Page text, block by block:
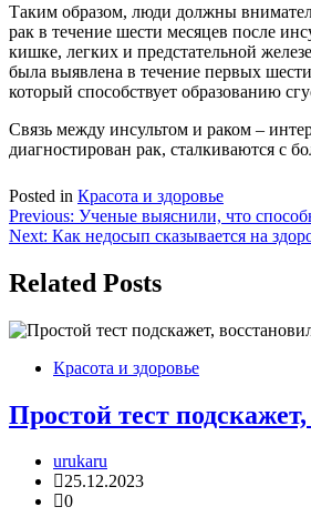
Таким образом, люди должны
рак в течение шести месяцев после
кишке, легких и предстательной
была выявлена в течение первых
который способствует образованию
Связь между инсультом и раком –
диагностирован рак, сталкиваются с
Posted in Красота и здоровье
Навигация
по
записям
Previous: Ученые выяснили, что
Next: Как недосып сказывается на
Related Posts
Красота и здоровье
Простой тест
urukaru
25.12.2023
0